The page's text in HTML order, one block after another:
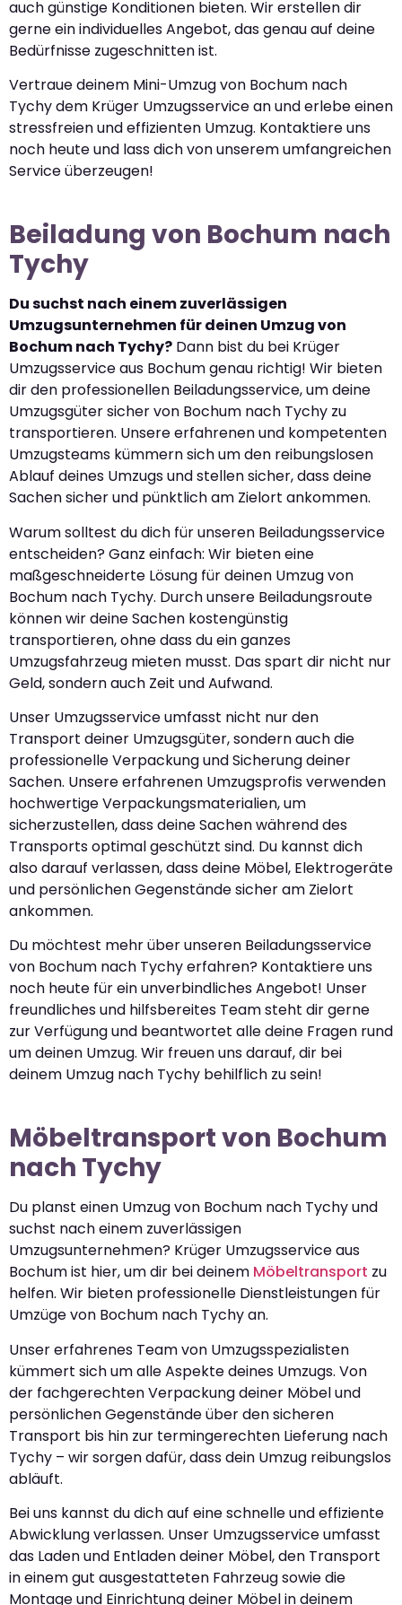
auch günstige Konditionen bieten. Wir erstellen dir
gerne ein individuelles Angebot, das genau auf deine
Bedürfnisse zugeschnitten ist.
Vertraue deinem Mini-Umzug von Bochum nach
Tychy dem Krüger Umzugsservice an und erlebe einen
stressfreien und effizienten Umzug. Kontaktiere uns
noch heute und lass dich von unserem umfangreichen
Service überzeugen!
Beiladung von Bochum nach
Tychy
Du suchst nach einem zuverlässigen
Umzugsunternehmen für deinen Umzug von
Bochum nach Tychy? Dann bist du bei Krüger
Umzugsservice aus Bochum genau richtig! Wir bieten
dir den professionellen Beiladungsservice, um deine
Umzugsgüter sicher von Bochum nach Tychy zu
transportieren. Unsere erfahrenen und kompetenten
Umzugsteams kümmern sich um den reibungslosen
Ablauf deines Umzugs und stellen sicher, dass deine
Sachen sicher und pünktlich am Zielort ankommen.
Warum solltest du dich für unseren Beiladungsservice
entscheiden? Ganz einfach: Wir bieten eine
maßgeschneiderte Lösung für deinen Umzug von
Bochum nach Tychy. Durch unsere Beiladungsroute
können wir deine Sachen kostengünstig
transportieren, ohne dass du ein ganzes
Umzugsfahrzeug mieten musst. Das spart dir nicht nur
Geld, sondern auch Zeit und Aufwand.
Unser Umzugsservice umfasst nicht nur den
Transport deiner Umzugsgüter, sondern auch die
professionelle Verpackung und Sicherung deiner
Sachen. Unsere erfahrenen Umzugsprofis verwenden
hochwertige Verpackungsmaterialien, um
sicherzustellen, dass deine Sachen während des
Transports optimal geschützt sind. Du kannst dich
also darauf verlassen, dass deine Möbel, Elektrogeräte
und persönlichen Gegenstände sicher am Zielort
ankommen.
Du möchtest mehr über unseren Beiladungsservice
von Bochum nach Tychy erfahren? Kontaktiere uns
noch heute für ein unverbindliches Angebot! Unser
freundliches und hilfsbereites Team steht dir gerne
zur Verfügung und beantwortet alle deine Fragen rund
um deinen Umzug. Wir freuen uns darauf, dir bei
deinem Umzug nach Tychy behilflich zu sein!
Möbeltransport von Bochum
nach Tychy
Du planst einen Umzug von Bochum nach Tychy und
suchst nach einem zuverlässigen
Umzugsunternehmen? Krüger Umzugsservice aus
Bochum ist hier, um dir bei deinem Möbeltransport zu
helfen. Wir bieten professionelle Dienstleistungen für
Umzüge von Bochum nach Tychy an.
Unser erfahrenes Team von Umzugsspezialisten
kümmert sich um alle Aspekte deines Umzugs. Von
der fachgerechten Verpackung deiner Möbel und
persönlichen Gegenstände über den sicheren
Transport bis hin zur termingerechten Lieferung nach
Tychy – wir sorgen dafür, dass dein Umzug reibungslos
abläuft.
Bei uns kannst du dich auf eine schnelle und effiziente
Abwicklung verlassen. Unser Umzugsservice umfasst
das Laden und Entladen deiner Möbel, den Transport
in einem gut ausgestatteten Fahrzeug sowie die
Montage und Einrichtung deiner Möbel in deinem